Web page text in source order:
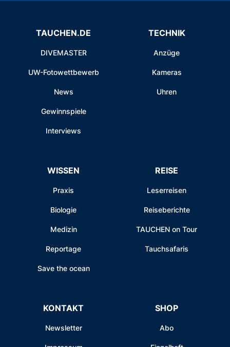
TAUCHEN.DE
DIVEMASTER
UW-Fotowettbewerb
News
Gewinnspiele
Interviews
TECHNIK
Anzüge
Kameras
Uhren
WISSEN
Praxis
Biologie
Medizin
Reportage
Save the ocean
REISE
Leserreisen
Reiseberichte
TAUCHEN on Tour
Tauchsafaris
KONTAKT
Newsletter
SHOP
Abo